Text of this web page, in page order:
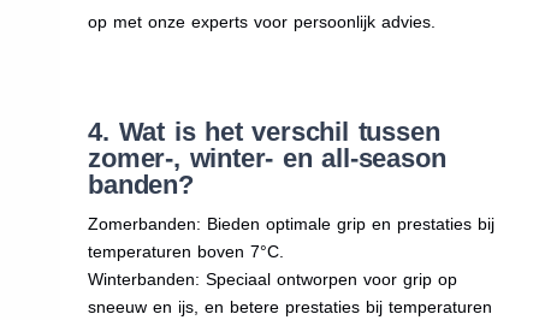
op met onze experts voor persoonlijk advies.
4. Wat is het verschil tussen
zomer-, winter- en all-season
banden?
Zomerbanden: Bieden optimale grip en prestaties bij
temperaturen boven 7°C.
Winterbanden: Speciaal ontworpen voor grip op
sneeuw en ijs, en betere prestaties bij temperaturen